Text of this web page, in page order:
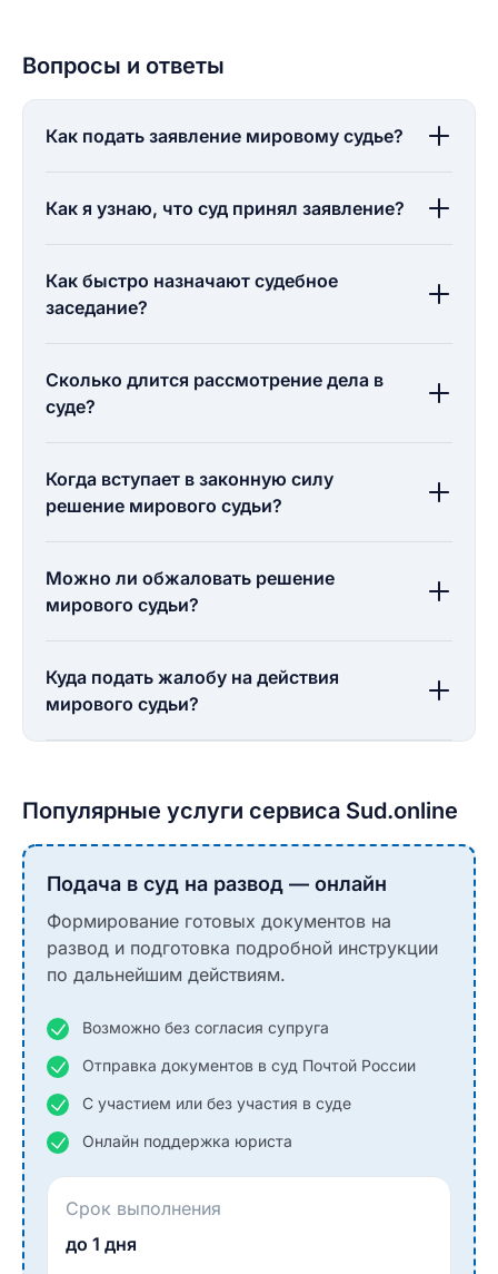
Вопросы и ответы
Как подать заявление мировому судье?
Как я узнаю, что суд принял заявление?
Как быстро назначают судебное
заседание?
Сколько длится рассмотрение дела в
суде?
Когда вступает в законную силу
решение мирового судьи?
Можно ли обжаловать решение
мирового судьи?
Куда подать жалобу на действия
мирового судьи?
Популярные услуги сервиса Sud.online
Подача в суд на развод — онлайн
Формирование готовых документов на
развод и подготовка подробной инструкции
по дальнейшим действиям.
Возможно без согласия супруга
Отправка документов в суд Почтой России
С участием или без участия в суде
Онлайн поддержка юриста
Срок выполнения
до 1 дня